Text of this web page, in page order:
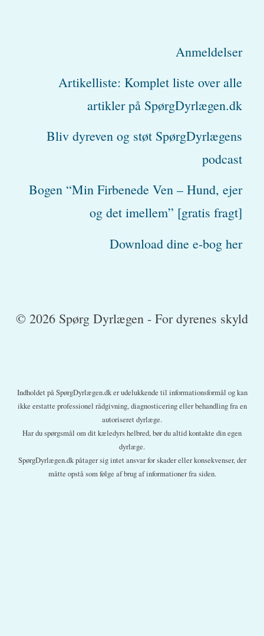
Anmeldelser
Artikelliste: Komplet liste over alle
artikler på SpørgDyrlægen.dk
Bliv dyreven og støt SpørgDyrlægens
podcast
Bogen “Min Firbenede Ven – Hund, ejer
og det imellem” [gratis fragt]
Download dine e-bog her
© 2026 Spørg Dyrlægen - For dyrenes skyld
Indholdet på SpørgDyrlægen.dk er udelukkende til informationsformål og kan
ikke erstatte professionel rådgivning, diagnosticering eller behandling fra en
autoriseret dyrlæge.
Har du spørgsmål om dit kæledyrs helbred, bør du altid kontakte din egen
dyrlæge.
SpørgDyrlægen.dk påtager sig intet ansvar for skader eller konsekvenser, der
måtte opstå som følge af brug af informationer fra siden.